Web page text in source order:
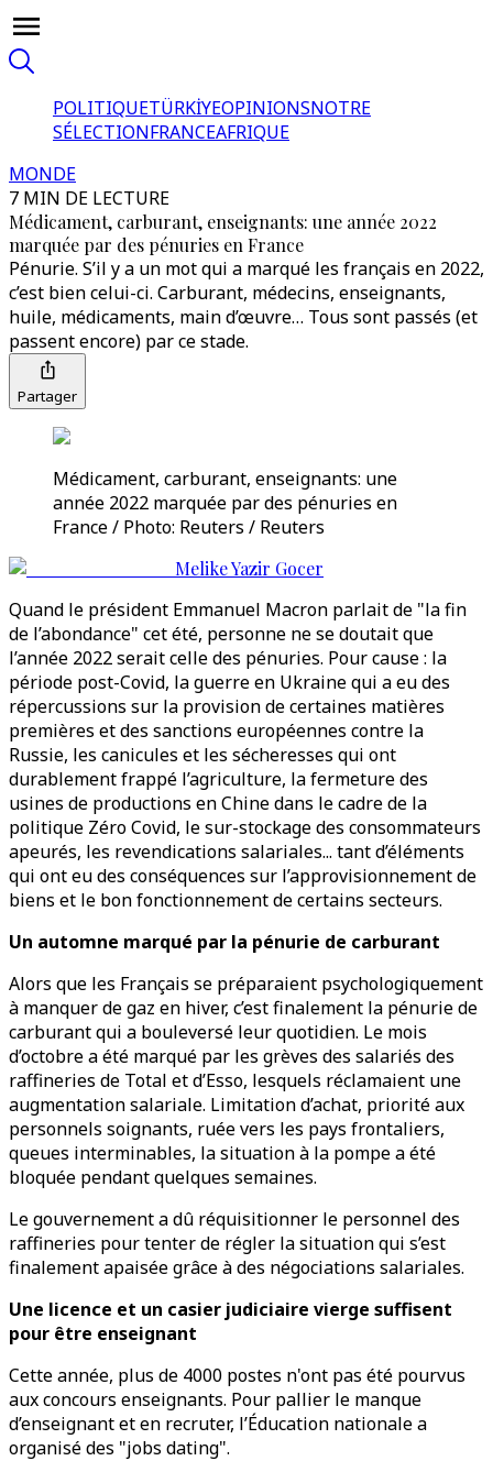
POLITIQUETÜRKİYEOPINIONSNOTRE
SÉLECTIONFRANCEAFRIQUE
MONDE
7 MIN DE LECTURE
Médicament, carburant, enseignants: une année 2022
marquée par des pénuries en France
Pénurie. S’il y a un mot qui a marqué les français en 2022,
c’est bien celui-ci. Carburant, médecins, enseignants,
huile, médicaments, main d’œuvre… Tous sont passés (et
passent encore) par ce stade.
Partager
Médicament, carburant, enseignants: une
année 2022 marquée par des pénuries en
France / Photo: Reuters / Reuters
Melike Yazir Gocer
Quand le président Emmanuel Macron parlait de "la fin
de l’abondance" cet été, personne ne se doutait que
l’année 2022 serait celle des pénuries. Pour cause : la
période post-Covid, la guerre en Ukraine qui a eu des
répercussions sur la provision de certaines matières
premières et des sanctions européennes contre la
Russie, les canicules et les sécheresses qui ont
durablement frappé l’agriculture, la fermeture des
usines de productions en Chine dans le cadre de la
politique Zéro Covid, le sur-stockage des consommateurs
apeurés, les revendications salariales... tant d’éléments
qui ont eu des conséquences sur l’approvisionnement de
biens et le bon fonctionnement de certains secteurs.
Un automne marqué par la pénurie de carburant
Alors que les Français se préparaient psychologiquement
à manquer de gaz en hiver, c’est finalement la pénurie de
carburant qui a bouleversé leur quotidien. Le mois
d’octobre a été marqué par les grèves des salariés des
raffineries de Total et d’Esso, lesquels réclamaient une
augmentation salariale. Limitation d’achat, priorité aux
personnels soignants, ruée vers les pays frontaliers,
queues interminables, la situation à la pompe a été
bloquée pendant quelques semaines.
Le gouvernement a dû réquisitionner le personnel des
raffineries pour tenter de régler la situation qui s’est
finalement apaisée grâce à des négociations salariales.
Une licence et un casier judiciaire vierge suffisent
pour être enseignant
Cette année, plus de 4000 postes n'ont pas été pourvus
aux concours enseignants. Pour pallier le manque
d’enseignant et en recruter, l’Éducation nationale a
organisé des "jobs dating".